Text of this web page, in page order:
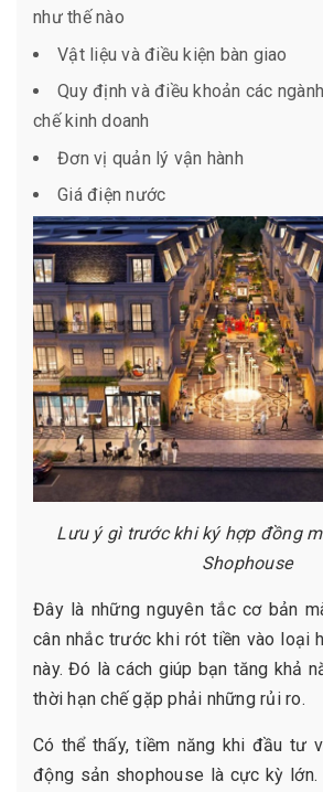
như thế nào
Vật liệu và điều kiện bàn giao
Quy định và điều khoản các
chế kinh doanh
Đơn vị quản lý vận hành
Giá điện nước
Lưu ý gì trước khi ký hợp đồng
Shophouse
Đây là những nguyên tắc cơ bản
cân nhắc trước khi rót tiền vào loại
này. Đó là cách giúp bạn tăng khả
thời hạn chế gặp phải những rủi ro.
Có thể thấy, tiềm năng khi đầu tư
động sản shophouse là cực kỳ